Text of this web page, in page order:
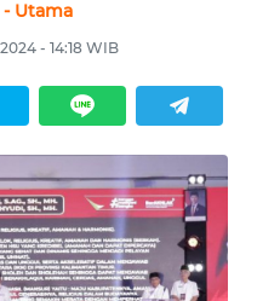
Utama
- 14:18 WIB